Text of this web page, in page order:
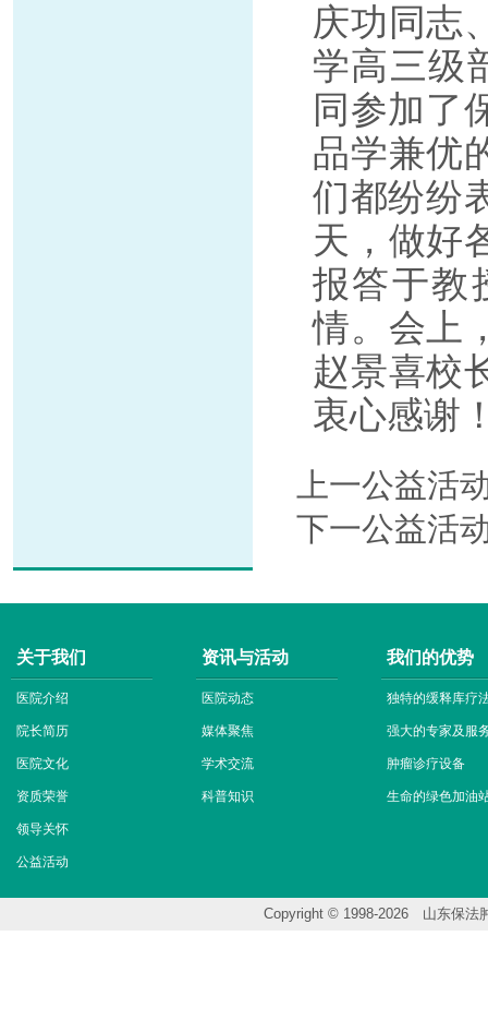
庆功同志
学高三级
同参加了
品学兼优
们都纷纷
天，做好
报答于教
情。会上
赵景喜校
衷心感谢
上一公益
下一公益
关于我们
医院介绍
院长简历
医院文化
资质荣誉
领导关怀
公益活动
资讯与活动
医院动态
媒体聚焦
学术交流
科普知识
我们的优势
独特的缓释库疗
强大的专家及服
肿瘤诊疗设备
生命的绿色加油
Copyright © 1998-2026 山东保法